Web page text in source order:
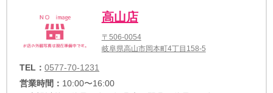
高山店
〒506-0054
岐阜県高山市岡本町4丁目158-5
TEL： 0577-70-1231
営業時間： 10:00〜16:00